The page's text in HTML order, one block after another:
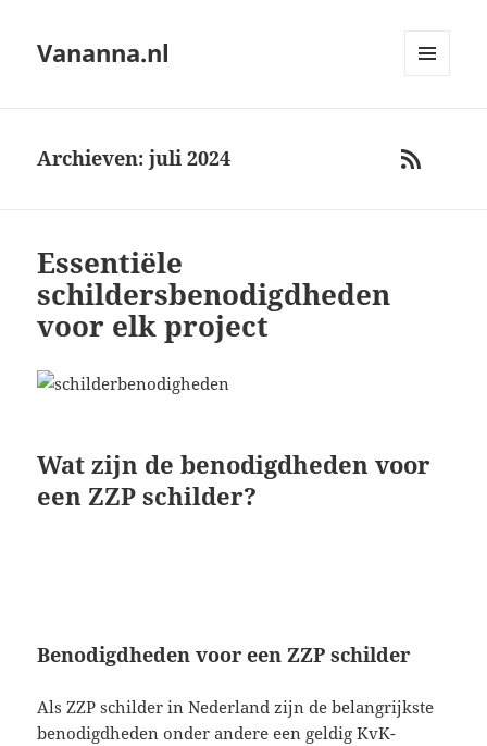
Vananna.nl
RSS
Archieven: juli 2024
Essentiële
schildersbenodigdheden
voor elk project
Wat zijn de benodigdheden voor
een ZZP schilder?
Benodigdheden voor een ZZP schilder
Als ZZP schilder in Nederland zijn de belangrijkste
benodigdheden onder andere een geldig KvK-